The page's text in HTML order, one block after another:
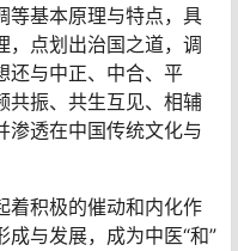
等基本原理与特点，具
，点划出治国之道，调
还与中正、中合、平
共振、共生互见、相辅
渗透在中国传统文化与
着积极的催动和内化作
与发展，成为中医“和”